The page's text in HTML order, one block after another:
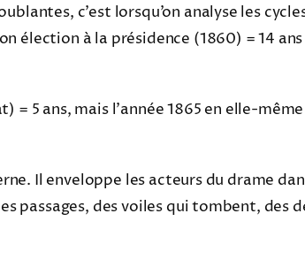
c’est lorsqu’on analyse les
élection à la présidence (1860) = 14 ans
= 5 ans, mais l’année 1865 en elle-
Il enveloppe les acteurs du drame
passages, des voiles qui tombent, des